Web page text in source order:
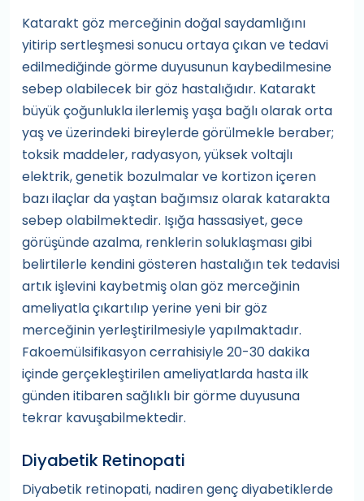
Katarakt göz merceğinin doğal saydamlığını
yitirip sertleşmesi sonucu ortaya çıkan ve tedavi
edilmediğinde görme duyusunun kaybedilmesine
sebep olabilecek bir göz hastalığıdır. Katarakt
büyük çoğunlukla ilerlemiş yaşa bağlı olarak orta
yaş ve üzerindeki bireylerde görülmekle beraber;
toksik maddeler, radyasyon, yüksek voltajlı
elektrik, genetik bozulmalar ve kortizon içeren
bazı ilaçlar da yaştan bağımsız olarak katarakta
sebep olabilmektedir. Işığa hassasiyet, gece
görüşünde azalma, renklerin soluklaşması gibi
belirtilerle kendini gösteren hastalığın tek tedavisi
artık işlevini kaybetmiş olan göz merceğinin
ameliyatla çıkartılıp yerine yeni bir göz
merceğinin yerleştirilmesiyle yapılmaktadır.
Fakoemülsifikasyon cerrahisiyle 20-30 dakika
içinde gerçekleştirilen ameliyatlarda hasta ilk
günden itibaren sağlıklı bir görme duyusuna
tekrar kavuşabilmektedir.
Diyabetik Retinopati
Diyabetik retinopati, nadiren genç diyabetiklerde